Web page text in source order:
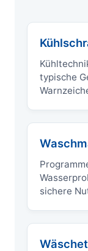
typische
sichere